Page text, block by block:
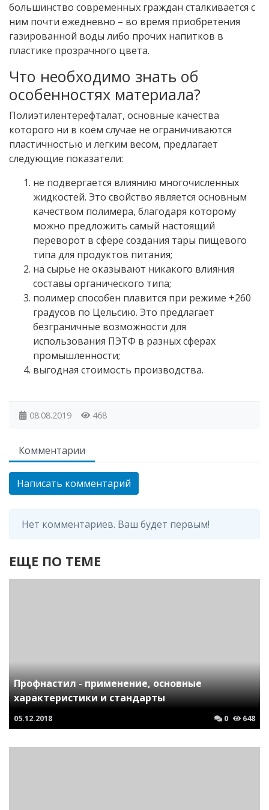
большинство современных граждан сталкивается с
ним почти ежедневно – во время приобретения
газированной воды либо прочих напитков в
пластике прозрачного цвета.
Что необходимо знать об
особенностях материала?
Полиэтилентерефталат, основные качества
которого ни в коем случае не ограничиваются
пластичностью и легким весом, предлагает
следующие показатели:
не подвергается влиянию многочисленных
жидкостей. Это свойство является основным
качеством полимера, благодаря которому
можно предложить самый настоящий
переворот в сфере создания тары пищевого
типа для продуктов питания;
на сырье не оказывают никакого влияния
составы органического типа;
полимер способен плавится при режиме +260
градусов по Цельсию. Это предлагает
безграничные возможности для
использования ПЭТФ в разных сферах
промышленности;
выгодная стоимость производства.
08.08.2019 468
Комментарии
Написать комментарий
Нет комментариев. Ваш будет первым!
ЕЩЕ ПО ТЕМЕ
Профнастил - применение, основные
характеристики и стандарты
05.12.2018 0 648